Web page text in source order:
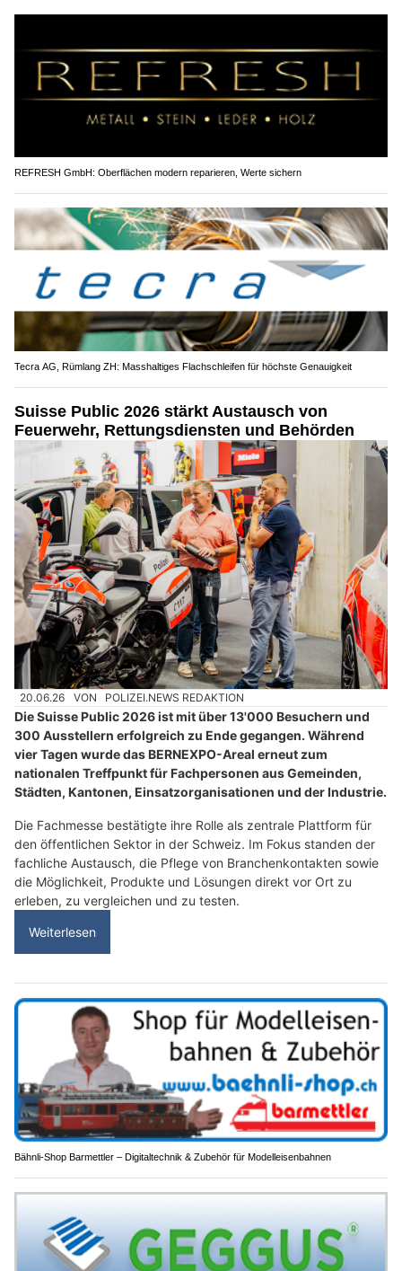
REFRESH GmbH: Oberflächen modern reparieren, Werte sichern
Tecra AG, Rümlang ZH: Masshaltiges Flachschleifen für höchste Genauigkeit
Suisse Public 2026 stärkt Austausch von
Feuerwehr, Rettungsdiensten und Behörden
20.06.26 VON POLIZEI.NEWS REDAKTION
Die Suisse Public 2026 ist mit über 13'000 Besuchern und
300 Ausstellern erfolgreich zu Ende gegangen. Während
vier Tagen wurde das BERNEXPO-Areal erneut zum
nationalen Treffpunkt für Fachpersonen aus Gemeinden,
Städten, Kantonen, Einsatzorganisationen und der Industrie.
Die Fachmesse bestätigte ihre Rolle als zentrale Plattform für
den öffentlichen Sektor in der Schweiz. Im Fokus standen der
fachliche Austausch, die Pflege von Branchenkontakten sowie
die Möglichkeit, Produkte und Lösungen direkt vor Ort zu
erleben, zu vergleichen und zu testen.
Weiterlesen
Bähnli-Shop Barmettler – Digitaltechnik & Zubehör für Modelleisenbahnen